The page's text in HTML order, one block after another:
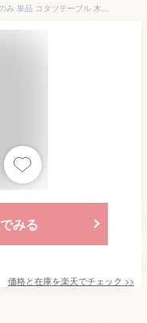
こたつ テーブル 正方形 おしゃれ テーブルのみ 単品 コタツテーブル 木目調 カジュアル リバーシブル 70cm幅 省スペース 一人用 北欧 コンパクト かわいい 家具調 一人暮らし ローテーブル ヒーター 薄型ヒーター リビング
みる
価格と在庫を楽天でチェック >>